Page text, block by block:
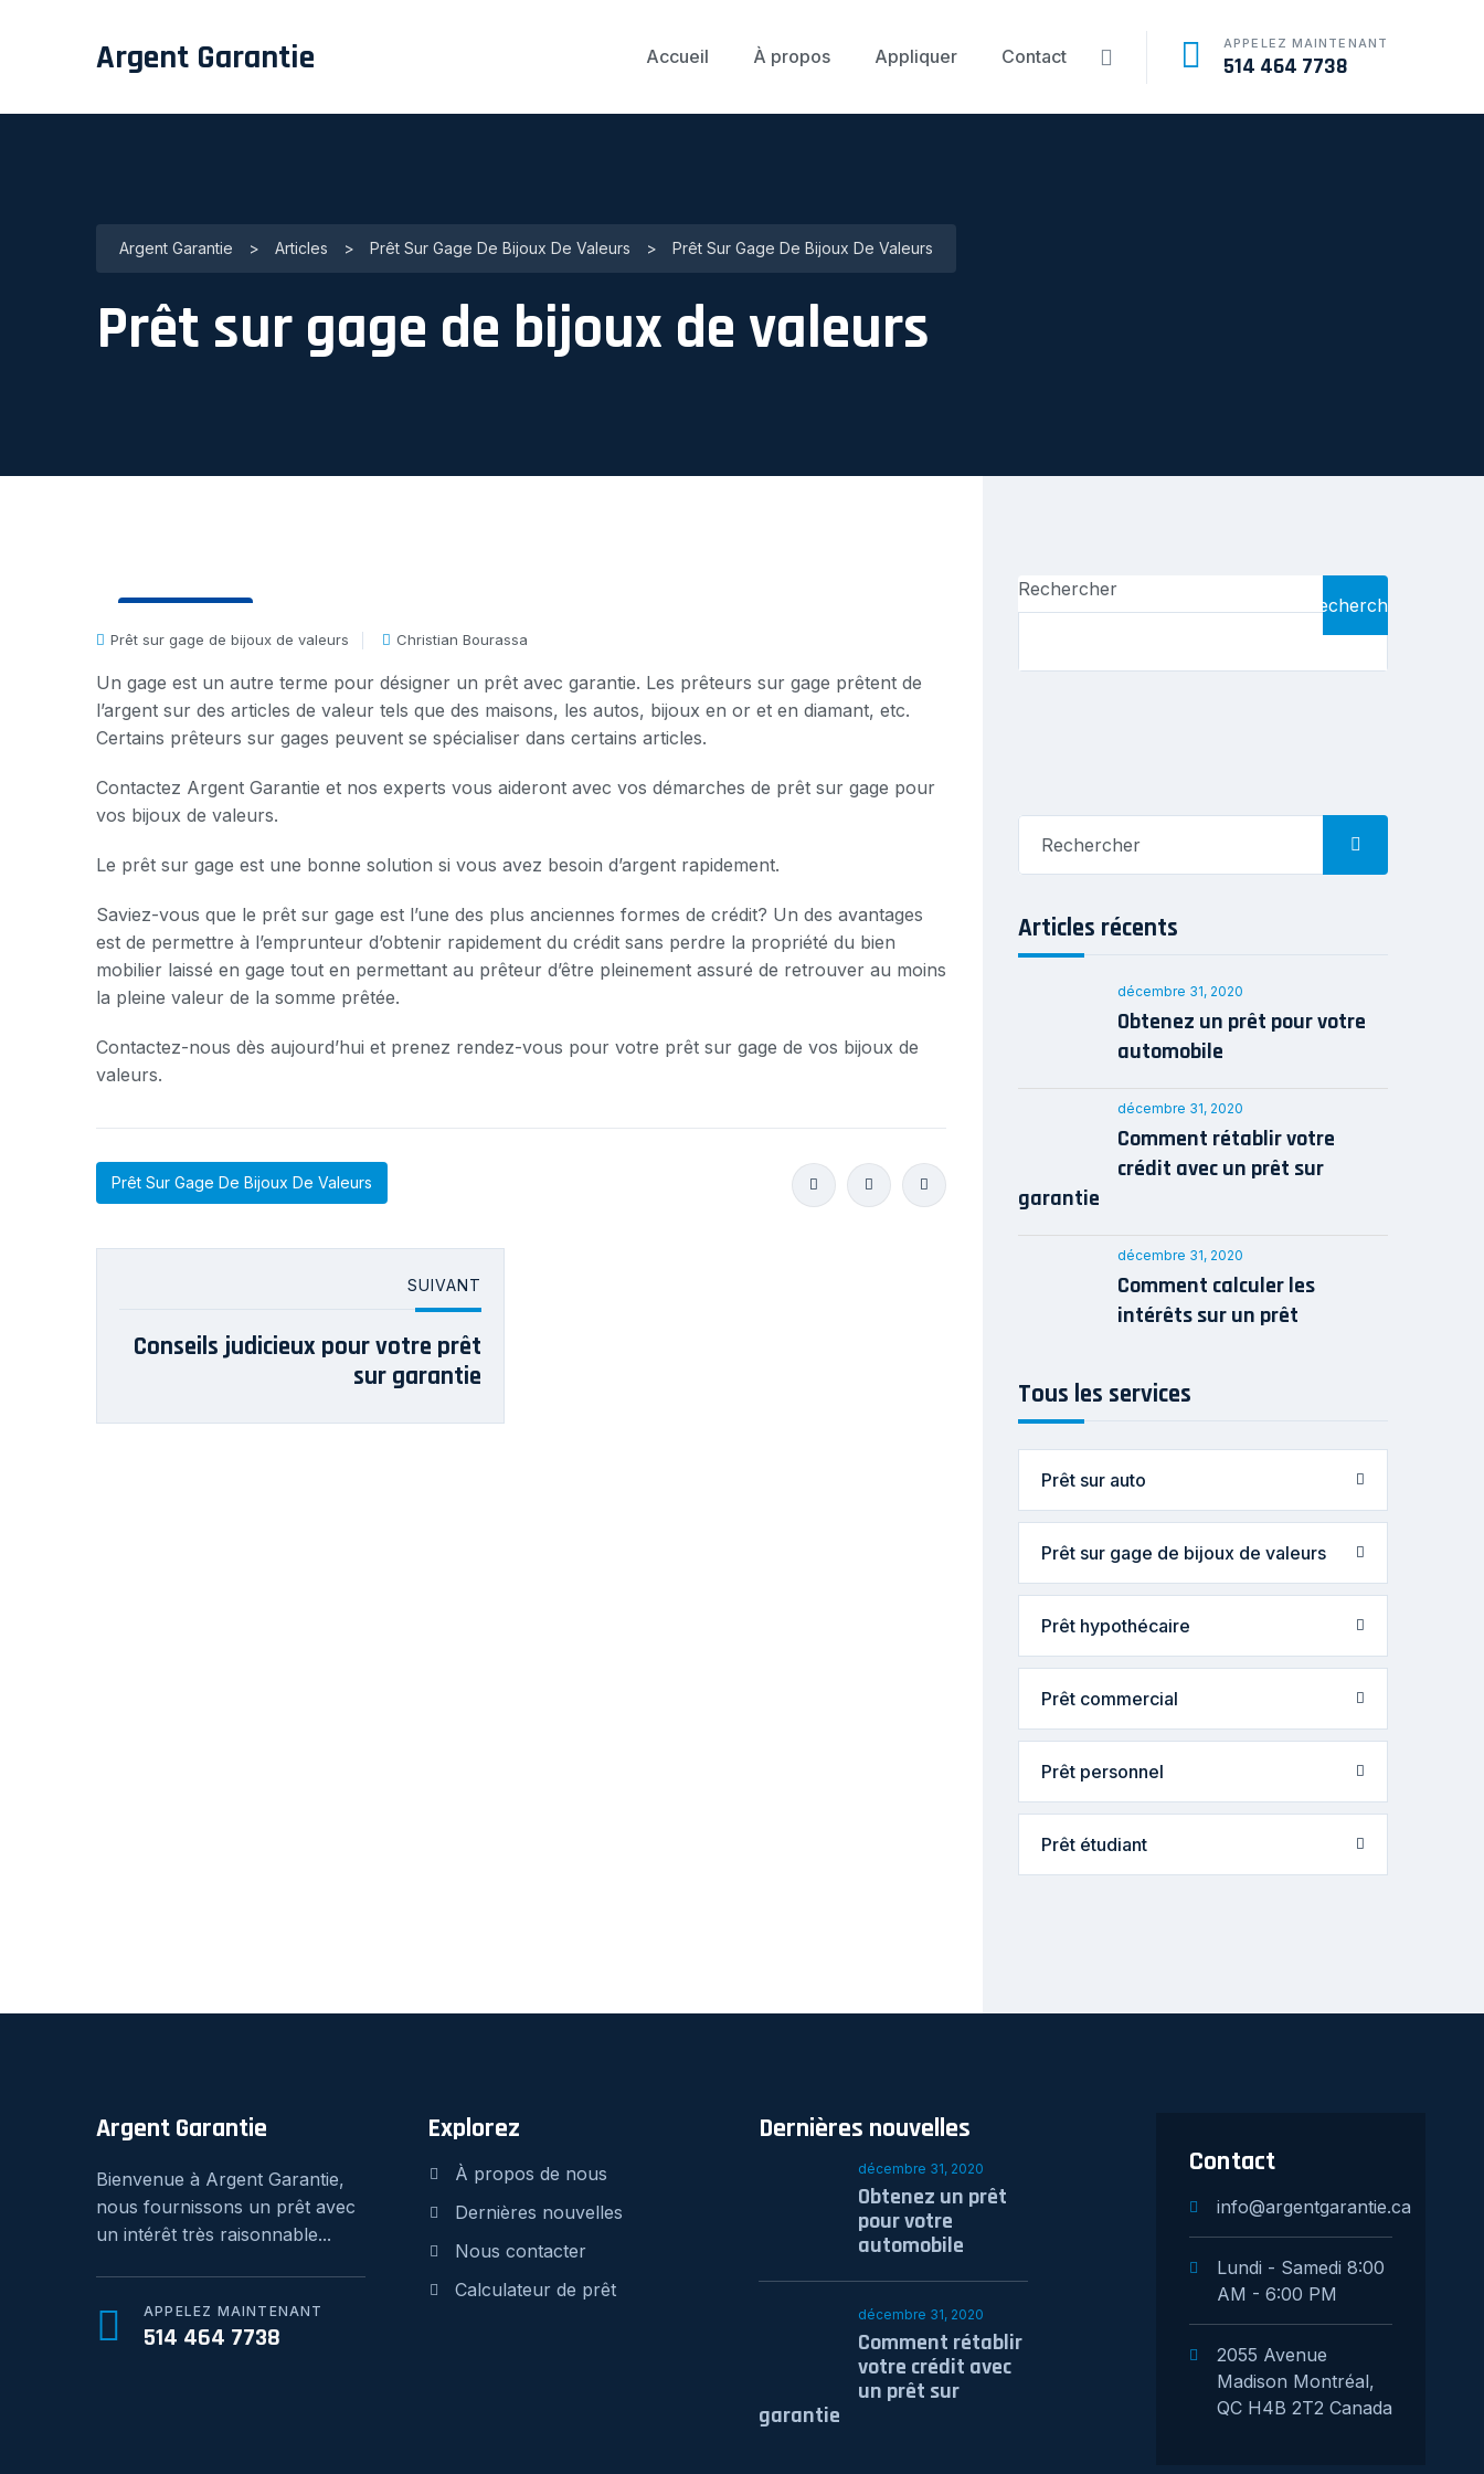
Argent Garantie Accueil À propos Appliquer Contact
APPELEZ MAINTENANT
514 464 7738
Argent Garantie > Articles > Prêt Sur Gage De Bijoux De Valeurs > Prêt Sur Gage De Bijoux De Valeurs
Prêt sur gage de bijoux de valeurs
Prêt sur gage de bijoux de valeurs
Christian Bourassa
Un gage est un autre terme pour désigner un prêt avec garantie. Les prêteurs sur gage prêtent de
l’argent sur des articles de valeur tels que des maisons, les autos, bijoux en or et en diamant, etc.
Certains prêteurs sur gages peuvent se spécialiser dans certains articles.
Contactez Argent Garantie et nos experts vous aideront avec vos démarches de prêt sur gage pour
vos bijoux de valeurs.
Le prêt sur gage est une bonne solution si vous avez besoin d’argent rapidement.
Saviez-vous que le prêt sur gage est l’une des plus anciennes formes de crédit? Un des avantages
est de permettre à l’emprunteur d’obtenir rapidement du crédit sans perdre la propriété du bien
mobilier laissé en gage tout en permettant au prêteur d’être pleinement assuré de retrouver au moins
la pleine valeur de la somme prêtée.
Contactez-nous dès aujourd’hui et prenez rendez-vous pour votre prêt sur gage de vos bijoux de
valeurs.
Prêt Sur Gage De Bijoux De Valeurs
SUIVANT
Conseils judicieux pour votre prêt
sur garantie
Rechercher
Rechercher
Articles récents
décembre 31, 2020
Obtenez un prêt pour votre
automobile
décembre 31, 2020
Comment rétablir votre
crédit avec un prêt sur
garantie
décembre 31, 2020
Comment calculer les
intérêts sur un prêt
Tous les services
Prêt sur auto
Prêt sur gage de bijoux de valeurs
Prêt hypothécaire
Prêt commercial
Prêt personnel
Prêt étudiant
Argent Garantie
Bienvenue à Argent Garantie,
nous fournissons un prêt avec
un intérêt très raisonnable...
APPELEZ MAINTENANT
514 464 7738
Explorez
À propos de nous
Dernières nouvelles
Nous contacter
Calculateur de prêt
Dernières nouvelles
décembre 31, 2020
Obtenez un prêt
pour votre
automobile
décembre 31, 2020
Comment rétablir
votre crédit avec
un prêt sur
garantie
Contact
info@argentgarantie.ca
Lundi - Samedi 8:00
AM - 6:00 PM
2055 Avenue
Madison Montréal,
QC H4B 2T2 Canada